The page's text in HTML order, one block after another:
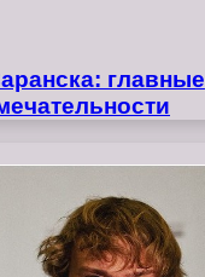
главные